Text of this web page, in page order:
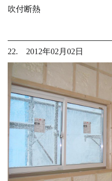
吹付断熱
22. 2012年02月02日